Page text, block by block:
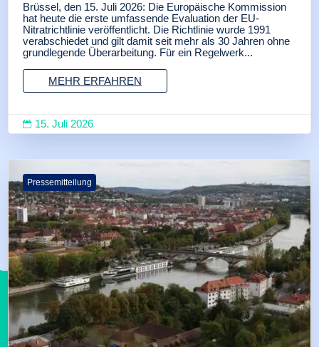
Brüssel, den 15. Juli 2026: Die Europäische Kommission
hat heute die erste umfassende Evaluation der EU-
Nitratrichtlinie veröffentlicht. Die Richtlinie wurde 1991
verabschiedet und gilt damit seit mehr als 30 Jahren ohne
grundlegende Überarbeitung. Für ein Regelwerk...
MEHR ERFAHREN
 15. Juli 2026
Pressemitteilung